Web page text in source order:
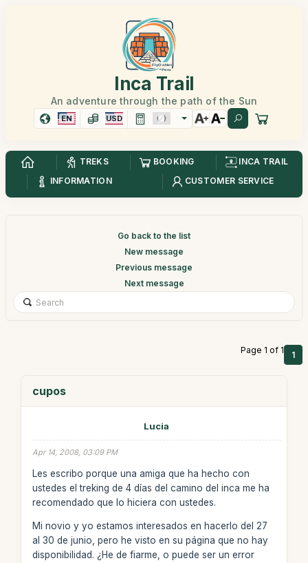
Inca Trail
An adventure through the path of the Sun
EN USD
TREKS BOOKING
INCA TRAIL
INFORMATION
CUSTOMER SERVICE
Go back to the list
New message
Previous message
Next message
Page 1 of 1 1
cupos
Lucia
Apr 14, 2008, 03:09 PM
Les escribo porque una amiga que ha hecho con
ustedes el treking de 4 días del camino del inca me ha
recomendado que lo hiciera con ustedes.
Mi novio y yo estamos interesados en hacerlo del 27
al 30 de junio, pero he visto en su página que no hay
disponibilidad. ¿He de fiarme, o puede ser un error